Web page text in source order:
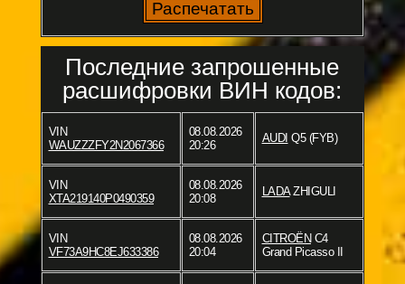
Последние запрошенные
расшифровки ВИН кодов:
VIN
WAUZZZFY2N2067366
08.08.2026
20:26
AUDI Q5 (FYB)
VIN
XTA219140P0490359
08.08.2026
20:08
LADAZHIGULI
VIN
VF73A9HC8EJ633386
08.08.2026
20:04
CITROËN C4
Grand Picasso II